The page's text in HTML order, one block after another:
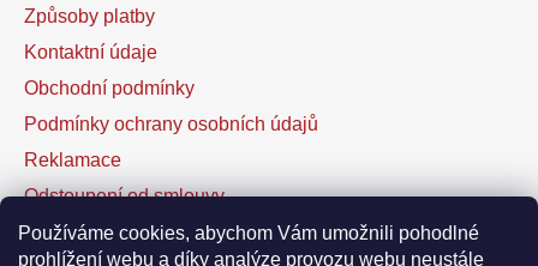
Používáme cookies, abychom Vám umožnili pohodlné
prohlížení webu a díky analýze provozu webu neustále
Způsoby platby
Kontaktní údaje
Obchodní podmínky
Podmínky ochrany osobních údajů
Reklamace
Odstoupení od smlouvy
Kontaktní formulář